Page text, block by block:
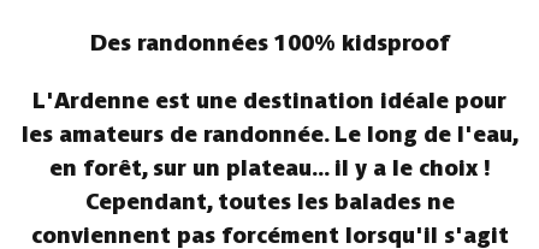
Des randonnées 100% kidsproof
L'Ardenne est une destination idéale pour
les amateurs de randonnée. Le long de l'eau,
en forêt, sur un plateau... il y a le choix !
Cependant, toutes les balades ne
conviennent pas forcément lorsqu'il s'agit